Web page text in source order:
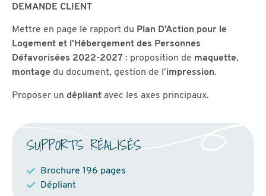
DEMANDE CLIENT
Mettre en page le rapport du Plan D’Action pour le
Logement et l’Hébergement des Personnes
Défavorisées 2022-2027 : proposition de maquette,
montage du document, gestion de l’impression.
Proposer un dépliant avec les axes principaux.
SUPPORTS RÉALISÉS
Brochure 196 pages
Dépliant